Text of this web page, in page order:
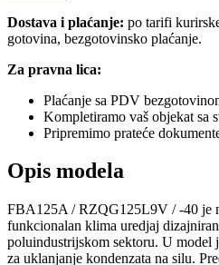
Dostava i plaćanje: po tarifi
gotovina, bezgotovinsko plaćanje.
Za pravna lica:
Plaćanje sa PDV
Kompletiramo vaš objekat sa
Pripremimo prateće
Opis modela
FBA125A / RZQG125L9V / -40 je
funkcionalan klima uredjaj
poluindustrijskom sektoru. U model
za uklanjanje kondenzata na silu.